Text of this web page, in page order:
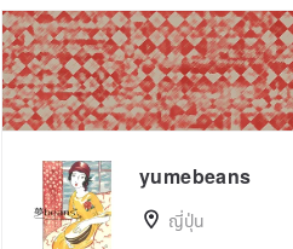
yumebeans
ญี่ปุ่น